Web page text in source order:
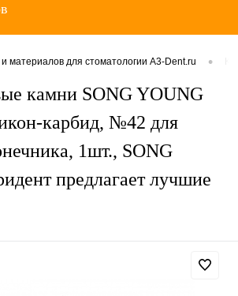
материалов для стоматологии A3-Dent.ru •
камни SONG YOUNG
карбид, №42 для
1шт., SONG
предлагает лучшие